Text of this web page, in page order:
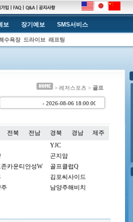
보 장기예보 SMS서비스
수욕장 드라이브 래프팅
> 레저스포츠 > 골프
- 2026-08-06 18:00:00 o 풍랑주의
전북 전남 경북 경남
제주
YJC
곤지암
존카운티안성W
골프클럽Q
김포씨사이드
남양주해비치
크
라비돌